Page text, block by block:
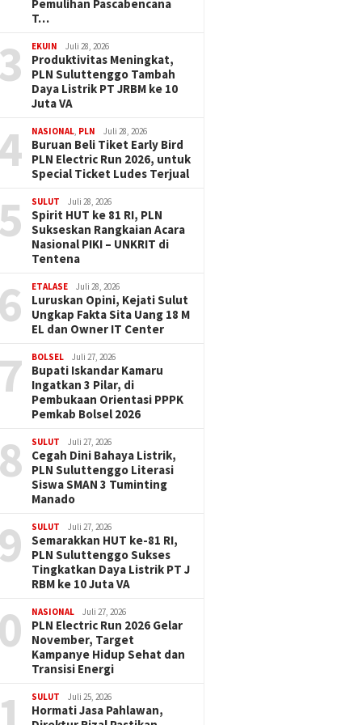
Pemulihan Pascabencana
T…
EKUIN Juli 28, 2026
Produktivitas Meningkat,
PLN Suluttenggo Tambah
Daya Listrik PT JRBM ke 10
Juta VA
NASIONAL PLN Juli 28, 2026
Buruan Beli Tiket Early Bird
PLN Electric Run 2026, untuk
Special Ticket Ludes Terjual
SULUT Juli 28, 2026
Spirit HUT ke 81 RI, PLN
Sukseskan Rangkaian Acara
Nasional PIKI – UNKRIT di
Tentena
ETALASE Juli 28, 2026
Luruskan Opini, Kejati Sulut
Ungkap Fakta Sita Uang 18 M
EL dan Owner IT Center
BOLSEL Juli 27, 2026
Bupati Iskandar Kamaru
Ingatkan 3 Pilar, di
Pembukaan Orientasi PPPK
Pemkab Bolsel 2026
SULUT Juli 27, 2026
Cegah Dini Bahaya Listrik,
PLN Suluttenggo Literasi
Siswa SMAN 3 Tuminting
Manado
SULUT Juli 27, 2026
Semarakkan HUT ke-81 RI,
PLN Suluttenggo Sukses
Tingkatkan Daya Listrik PT J
RBM ke 10 Juta VA
NASIONAL Juli 27, 2026
PLN Electric Run 2026 Gelar
November, Target
Kampanye Hidup Sehat dan
Transisi Energi
SULUT Juli 25, 2026
Hormati Jasa Pahlawan,